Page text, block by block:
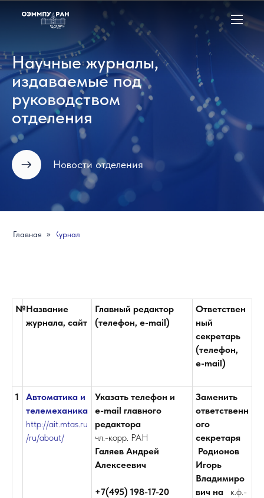
Научные журналы,
издаваемые под
руководством
отделения
Новости отделения
Главная Журналы
»
№Название
журнала, сайт
Главный редактор
(телефон, e-mail)
Ответствен
ный
секретарь
(телефон,
e-mail)
1
Автоматика и
телемеханика
http://ait.mtas.ru
/ru/about/
Указать телефон и
е-mail главного
редактора
чл.-корр. РАН
Галяев Андрей
Алексеевич
+7(495) 198-17-20
Заменить
ответственн
ого
секретаря
Родионов
Игорь
Владимиро
вич на
к.ф.-